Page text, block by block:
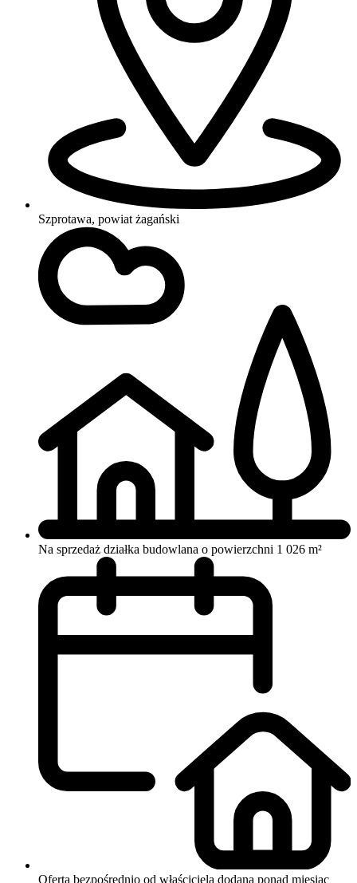
Szprotawa, powiat żagański
Na sprzedaż działka budowlana o powierzchni 1 026 m²
Oferta bezpośrednio od właściciela dodana ponad miesiąc